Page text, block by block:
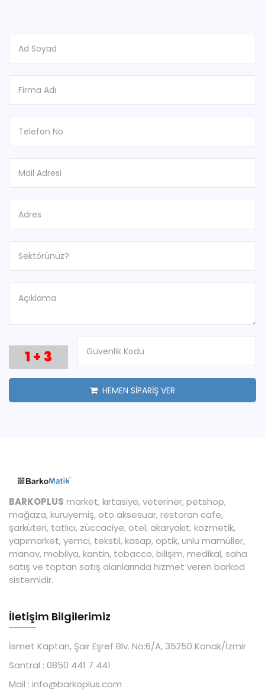
1 + 3
HEMEN SİPARİŞ VER
BARKOPLUS market, kırtasiye, veteriner, petshop,
mağaza, kuruyemiş, oto aksesuar, restoran cafe,
şarküteri, tatlıcı, züccaciye, otel, akaryakıt, kozmetik,
yapımarket, yemci, tekstil, kasap, optik, unlu mamüller,
manav, mobilya, kantin, tobacco, bilişim, medikal, saha
satış ve toptan satış alanlarında hizmet veren barkod
sistemidir.
İletişim Bilgilerimiz
İsmet Kaptan, Şair Eşref Blv. No:6/A, 35250 Konak/İzmir
Santral : 0850 441 7 441
Mail : info@barkoplus.com